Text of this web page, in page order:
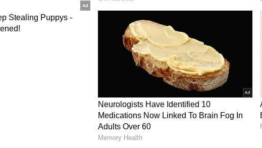
முழுவதும் பல இடங்களில், டெல்லி அரசின் பாதுகாப்பான
60 மைக்ரோகிராம் என்பதை விட அதிகமாக ஏழு
உயர்ந்துள்ளது. இது உலக சுகாதார நிறுவனத்தின்
ஒரு கன மீட்டருக்கு 5 மைக்ரோகிராம் என்பதை விட 80
மிகவும் மோசமான காற்றின் தரத்தை டெல்லி
பல்கலைக்கழக அறிக்கையின்படி, டெல்லி காற்று
ஆயுட்காலத்தில் கிட்டத்தட்ட 12 ஆண்டுகளை குறைக்கிறது.